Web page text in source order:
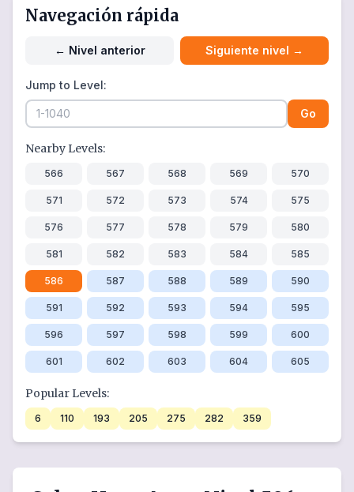
Navegación rápida
← Nivel anterior Siguiente nivel →
Jump to Level:
Go
Nearby Levels:
566 567 568 569 570
571 572 573 574 575
576 577 578 579 580
581 582 583 584 585
586 587 588 589 590
591 592 593 594 595
596 597 598 599 600
601 602 603 604 605
Popular Levels:
6 110 193 205 275 282 359